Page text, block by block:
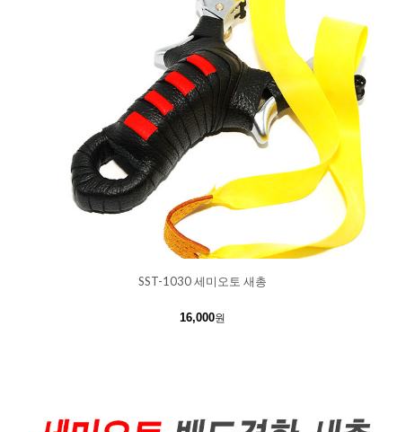
SST-1030 세미오토 새총
16,000원